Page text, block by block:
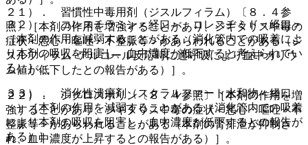
３２）． コレスチラミン＜経口＞、コレスチミド＜経口＞
［本剤の作用を減弱することがある（消化管内での吸着によ
り本剤の吸収を阻害し、血中濃度が低下すると考えられてい
る）］。
３３）． 消化性潰瘍剤（スクラルファート水和物＜経口
＞）［本剤の作用を減弱することがある（消化管内での吸着
により本剤の吸収を阻害し、血中濃度が低下するとの報告が
ある）］。
２１）． 習慣性中毒用剤（ジスルフィラム）〔８．４参
照〕［本剤の作用を増強することがあり、ジギタリス中毒の
症状＜悪心・嘔吐・不整脈等＞があらわれることがある（ジ
スルフィラム−アルコール反応時に過呼吸により血中カリウ
ム値が低下したとの報告がある）］。
２２）． シクロスポリン〔８．４参照〕［本剤の作用を増
強することがあり、ジギタリス中毒の症状＜悪心・嘔吐・不
整脈等＞があらわれることがある（本剤の腎排泄が抑制さ
れ、血中濃度が上昇するとの報告がある）］。